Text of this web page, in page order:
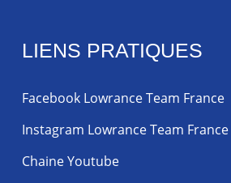
LIENS PRATIQUES
Facebook Lowrance Team France
Instagram Lowrance Team France
Chaine Youtube